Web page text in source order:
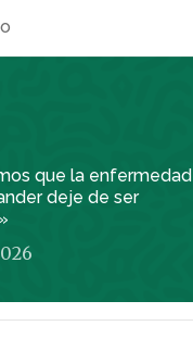
que la enfermedad
deje de ser